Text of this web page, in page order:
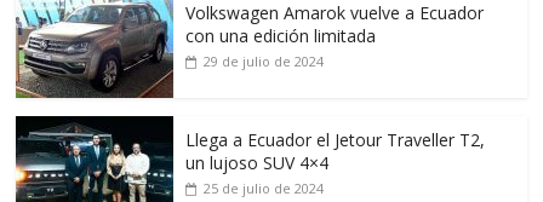
Volkswagen Amarok vuelve a Ecuador
con una edición limitada
29 de julio de 2024
Llega a Ecuador el Jetour Traveller T2,
un lujoso SUV 4×4
25 de julio de 2024